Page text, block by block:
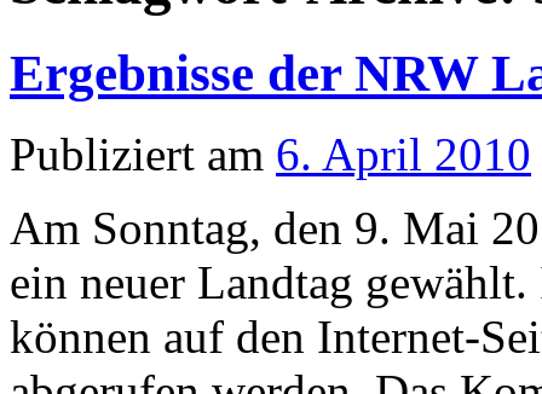
Ergebnisse der NRW
Publiziert am 6. April 2010
Am Sonntag, den 9. Mai
ein neuer Landtag
können auf den Internet-